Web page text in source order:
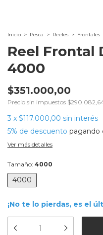
Inicio > Pesca > Reeles > Frontales
Reel Frontal
4000
$351.000,00
Precio sin impuestos
3 x $117.000,00 sin interés
5% de descuento pagando
Ver más detalles
Tamaño: 4000
4000
¡No te lo pierdas, es el